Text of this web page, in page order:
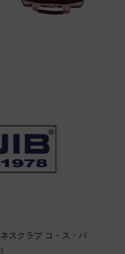
スクラブ コ・ス・パ